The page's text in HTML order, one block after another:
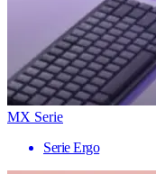
MX Serie
Serie Ergo